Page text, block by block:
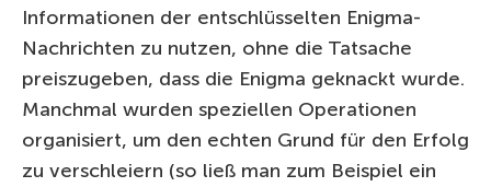
Informationen der entschlüsselten Enigma-
Nachrichten zu nutzen, ohne die Tatsache
preiszugeben, dass die Enigma geknackt wurde.
Manchmal wurden speziellen Operationen
organisiert, um den echten Grund für den Erfolg
zu verschleiern (so ließ man zum Beispiel ein